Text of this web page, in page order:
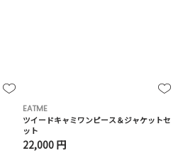
EATME
ツイードキャミワンピース＆ジャケットセ
ット
22,000 円